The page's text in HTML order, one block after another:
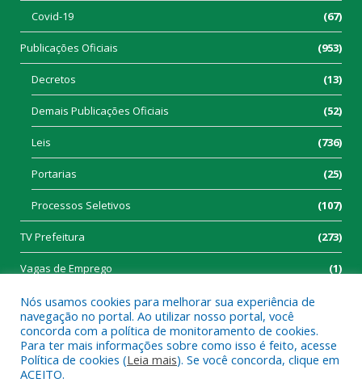
Covid-19 (67)
Publicações Oficiais (953)
Decretos (13)
Demais Publicações Oficiais (52)
Leis (736)
Portarias (25)
Processos Seletivos (107)
TV Prefeitura (273)
Vagas de Emprego (1)
Todos os direitos reservados a Prefeitura Municipal de Tucumã.
Nós usamos cookies para melhorar sua experiência de
navegação no portal. Ao utilizar nosso portal, você
concorda com a política de monitoramento de cookies.
Para ter mais informações sobre como isso é feito, acesse
Política de cookies (Leia mais). Se você concorda, clique em
ACEITO.